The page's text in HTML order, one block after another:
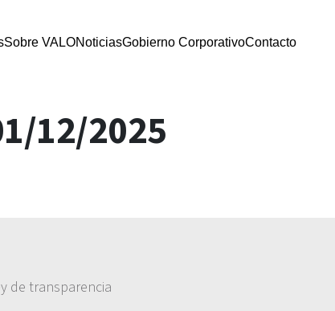
Sobre VALONoticiasGobierno CorporativoContacto
12/2025
de transparencia